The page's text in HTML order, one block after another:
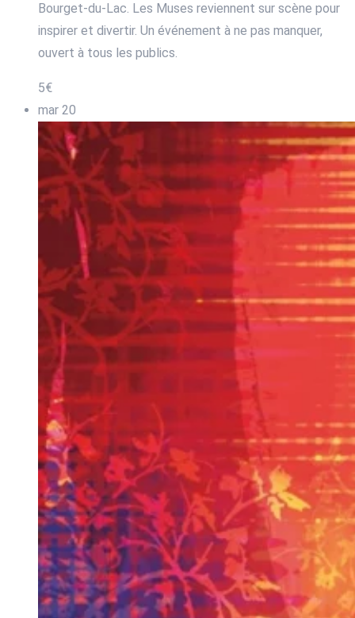
Bourget-du-Lac. Les Muses reviennent sur scène pour
inspirer et divertir. Un événement à ne pas manquer,
ouvert à tous les publics.
5€
mar 20